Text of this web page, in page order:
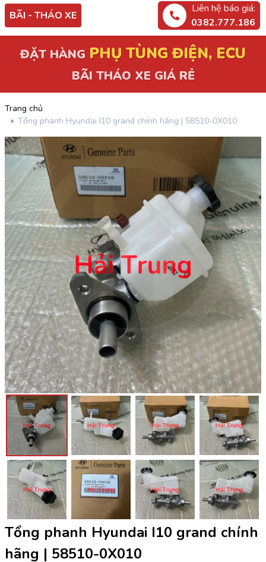
BÃI - THÁO XE
Liên hệ báo giá:
0382.777.186
ĐẶT HÀNGPHỤ TÙNG ĐIỆN, ECU
BÃI THÁO XE GIÁ RẺ
Trang chủ
Tổng phanh Hyundai I10 grand chính hãng | 58510-0X010
Tổng phanh Hyundai I10 grand chính
hãng | 58510-0X010